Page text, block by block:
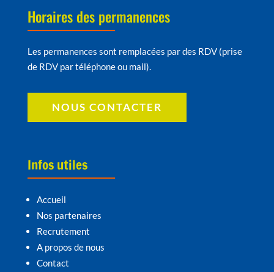
Horaires des permanences
Les permanences sont remplacées par des RDV (prise
de RDV par téléphone ou mail).
NOUS CONTACTER
Infos utiles
Accueil
Nos partenaires
Recrutement
A propos de nous
Contact